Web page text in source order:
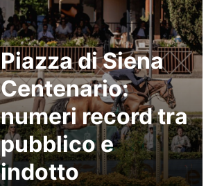
Piazza di Siena
Centenario:
numeri record tra
pubblico e
indotto